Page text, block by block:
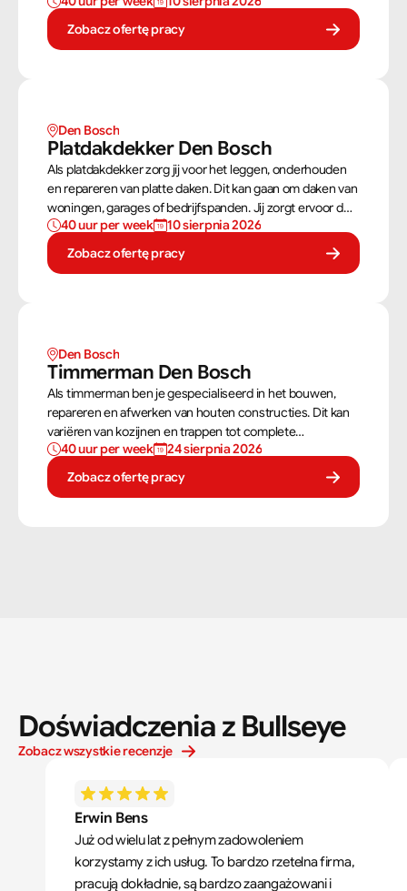
bouwtekeningen zorg jij ervoor dat een constructie zowel
stevig als netjes is afgewerkt.
Zobacz ofertę pracy
Den Bosch
Platdakdekker Den Bosch
Als platdakdekker zorg jij voor het leggen, onderhouden
en repareren van platte daken. Dit kan gaan om daken van
woningen, garages of bedrijfspanden. Jij zorgt ervoor dat
deze daken tegen alle weersomstandigheden kunnen,
zoals regen, sneeuw en wind.
40 uur per week
10 sierpnia 2026
Zobacz ofertę pracy
Den Bosch
Timmerman Den Bosch
Als timmerman ben je gespecialiseerd in het bouwen,
repareren en afwerken van houten constructies. Dit kan
variëren van kozijnen en trappen tot complete
dakconstructies en gevels. Aan de hand van
bouwtekeningen zorg jij ervoor dat een constructie zowel
stevig als netjes is afgewerkt.
40 uur per week
24 sierpnia 2026
Zobacz ofertę pracy
Doświadczenia z Bullseye
Zobacz wszystkie recenzje
Erwin Bens
Już od wielu lat z pełnym zadowoleniem
korzystamy z ich usług. To bardzo rzetelna firma,
pracują dokładnie, są bardzo zaangażowani i